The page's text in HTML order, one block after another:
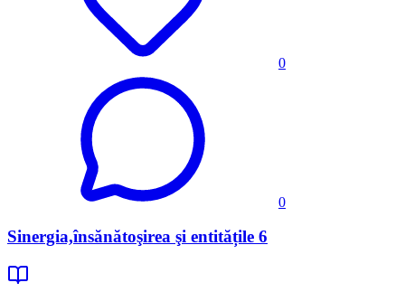
0
0
Sinergia,însănătoşirea şi entitățile 6